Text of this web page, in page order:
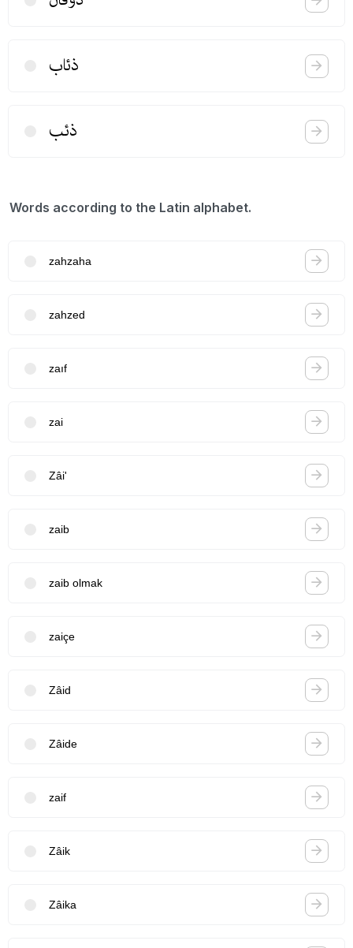
ذئاب
ذئب
Words according to the Latin alphabet.
zahzaha
zahzed
zaıf
zai
Zâi'
zaib
zaib olmak
zaiçe
Zâid
Zâide
zaif
Zâik
Zâika